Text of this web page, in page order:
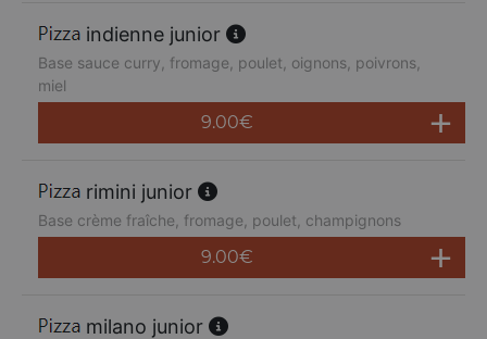
indienne junior
Base sauce curry, fromage, poulet, oignons, poivrons,
miel
9.00€
rimini junior
Base crème fraîche, fromage, poulet, champignons
9.00€
milano junior